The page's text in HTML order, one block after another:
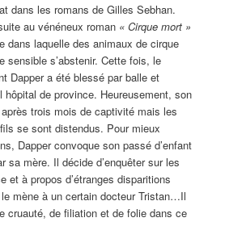
dans les romans de Gilles Sebhan.
au vénéneux roman « Cirque mort »
dans laquelle des animaux de cirque
sensible s’abstenir. Cette fois, le
Dapper a été blessé par balle et
hôpital de province. Heureusement, son
trois mois de captivité mais les
se sont distendus. Pour mieux
Dapper convoque son passé d’enfant
sa mère. Il décide d’enquêter sur les
et à propos d’étranges disparitions
mène à un certain docteur Tristan…Il
cruauté, de filiation et de folie dans ce